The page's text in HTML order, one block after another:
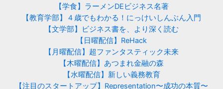
【学食】ラーメンDEビジネス名著
【教育学部】４歳でもわかる！にっけいしんぶん入門
【文学部】ビジネス書を、より深く読む
【日曜配信】ReHack
【月曜配信】超ファンタスティック未来
【木曜配信】あつまれ金融の森
【水曜配信】新しい義務教育
【注目のスタートアップ】Representation〜成功の本質〜